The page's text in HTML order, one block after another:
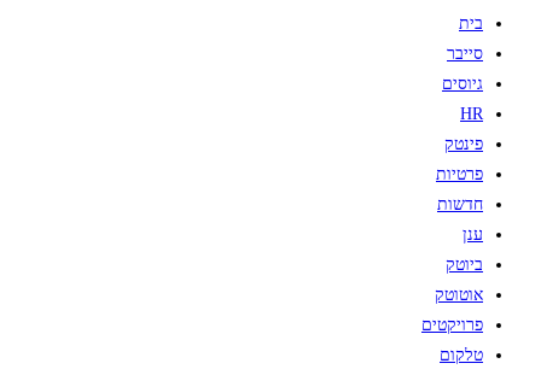
בית
סייבר
גיוסים
HR
פינטק
פרטיות
חדשות
ענן
ביוטק
אוטוטק
פרויקטים
טלקום